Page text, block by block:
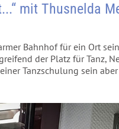
mit Thusnelda
Bahnhof für ein Ort
der Platz für Tanz,
Tanzschulung sein